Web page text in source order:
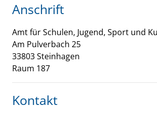
Anschrift
Amt für Schulen, Jugend, Sport und
Am Pulverbach 25
33803Steinhagen
Raum 187
Kontakt